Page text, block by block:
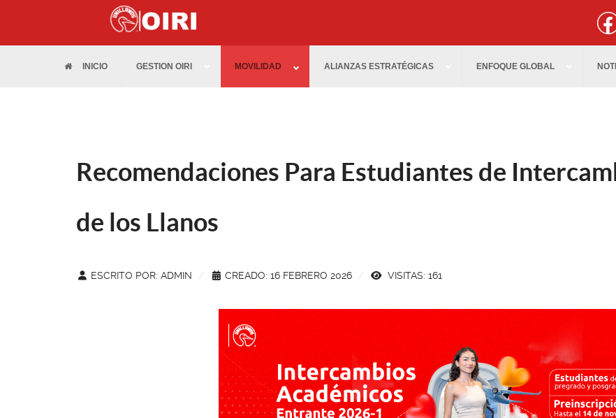
INICIO GESTION OIRI MOVILIDAD ALIANZAS ESTRATÉGICAS ENFOQUE GLOBAL
Recomendaciones Para Estudiantes de
de los Llanos
ESCRITO POR: ADMIN CREADO: 16 FEBRERO 2026 VISITAS: 161